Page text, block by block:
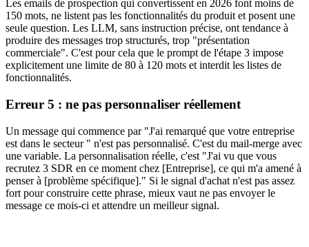
Les emails de prospection qui convertissent en 2026 font moins de
150 mots, ne listent pas les fonctionnalités du produit et posent une
seule question. Les LLM, sans instruction précise, ont tendance à
produire des messages trop structurés, trop "présentation
commerciale". C'est pour cela que le prompt de l'étape 3 impose
explicitement une limite de 80 à 120 mots et interdit les listes de
fonctionnalités.
Erreur 5 : ne pas personnaliser réellement
Un message qui commence par "J'ai remarqué que votre entreprise
est dans le secteur " n'est pas personnalisé. C'est du mail-merge avec
une variable. La personnalisation réelle, c'est "J'ai vu que vous
recrutez 3 SDR en ce moment chez [Entreprise], ce qui m'a amené à
penser à [problème spécifique]." Si le signal d'achat n'est pas assez
fort pour construire cette phrase, mieux vaut ne pas envoyer le
message ce mois-ci et attendre un meilleur signal.